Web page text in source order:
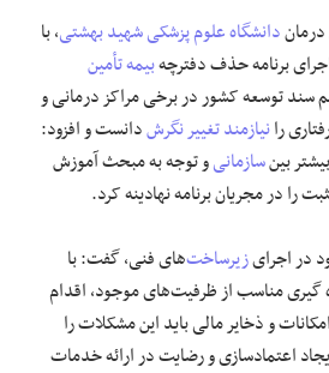
دانشگاه علوم پزشکی شهید بهشتی، با
برنامه حذف دفترچهبیمه تأمین
سند توسعه کشور در برخی مراکز درمانی و
رانیازمندتغییر نگرشدانست و افزود:
بینسازمانیو توجه به مبحث آموزش
را در مجریان برنامه نهادینه کرد.
در اجرایزیرساخت‌های فنی، گفت: با
گیریمناسب از ظرفیت‌های موجود، اقدام
و ذخایر مالی باید این مشکلات را
اعتمادسازی و رضایت در ارائه خدمات